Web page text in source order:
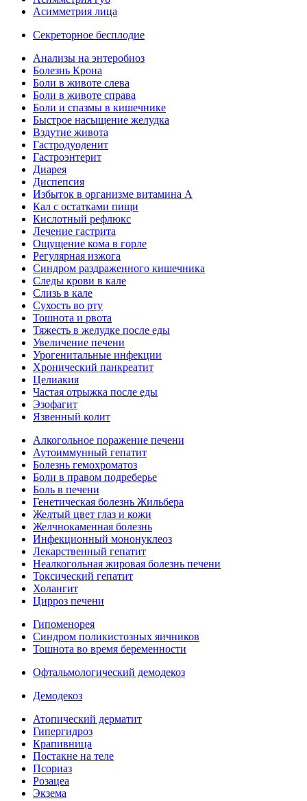
Асимметрия лица
Секреторное бесплодие
Анализы на энтеробиоз
Болезнь Крона
Боли в животе слева
Боли в животе справа
Боли и спазмы в кишечнике
Быстрое насыщение желудка
Вздутие живота
Гастродуоденит
Гастроэнтерит
Диарея
Диспепсия
Избыток в организме витамина А
Кал с остатками пищи
Кислотный рефлюкс
Лечение гастрита
Ощущение кома в горле
Регулярная изжога
Синдром раздраженного кишечника
Следы крови в кале
Слизь в кале
Сухость во рту
Тошнота и рвота
Тяжесть в желудке после еды
Увеличение печени
Урогенитальные инфекции
Хронический панкреатит
Целиакия
Частая отрыжка после еды
Эзофагит
Язвенный колит
Алкогольное поражение печени
Аутоиммунный гепатит
Болезнь гемохроматоз
Боли в правом подреберье
Боль в печени
Генетическая болезнь Жильбера
Желтый цвет глаз и кожи
Желчнокаменная болезнь
Инфекционный мононуклеоз
Лекарственный гепатит
Неалкогольная жировая болезнь печени
Токсический гепатит
Холангит
Цирроз печени
Гипоменорея
Синдром поликистозных яичников
Тошнота во время беременности
Офтальмологический демодекоз
Демодекоз
Атопический дерматит
Гипергидроз
Крапивница
Постакне на теле
Псориаз
Розацеа
Экзема